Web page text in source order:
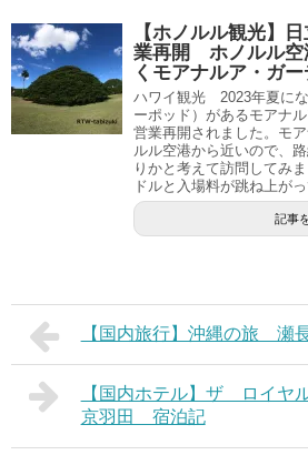
【ホノルル観光】
業再開 ホノルル空
くモアナルア・ガ
ハワイ観光 2023年夏に
ーポッド）があるモアナ
営業再開されました。モ
ルル空港から近いので、
りかと考えて訪問してみ
ドルと入場料が跳ね上がっ
記事
【国内旅行】沖縄の旅 瀬
【国内ホテル】ザ ロイヤ
京羽田 宿泊記